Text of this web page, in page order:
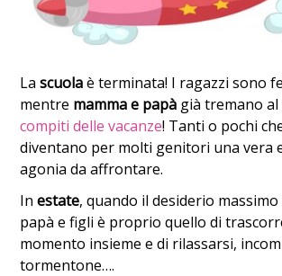
Lascuolaè terminata! I ragazzi sono
mentre mamma e papà già tremano
compiti delle vacanze! Tanti o pochi
diventano per molti genitori una vera
agonia da affrontare.
Inestate, quando il desiderio massimo
papà e figli è proprio quello di
momento insieme e di rilassarsi,
tormentone….